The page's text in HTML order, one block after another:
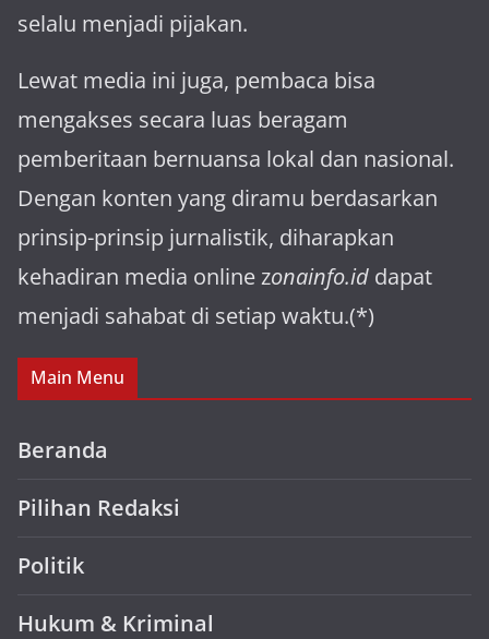
selalu menjadi pijakan.
Lewat media ini juga, pembaca bisa
mengakses secara luas beragam
pemberitaan bernuansa lokal dan nasional.
Dengan konten yang diramu berdasarkan
prinsip-prinsip jurnalistik, diharapkan
kehadiran media online zonainfo.id dapat
menjadi sahabat di setiap waktu.(*)
Main Menu
Beranda
Pilihan Redaksi
Politik
Hukum & Kriminal